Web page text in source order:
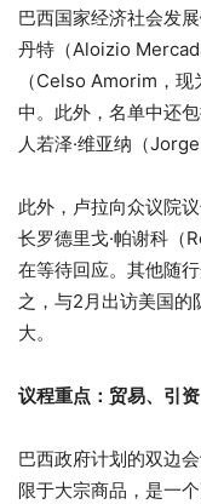
巴西国家经济社会发
丹特（Aloizio
（Celso Amorim，
中。此外，名单中还
人若泽·维亚纳（Jorge
此外，卢拉向众议院
长罗德里戈·帕谢科（
在等待回应。其他随
之，与2月出访美国的
大。
议程重点：贸易、引
巴西政府计划的双边
限于大宗商品，是一